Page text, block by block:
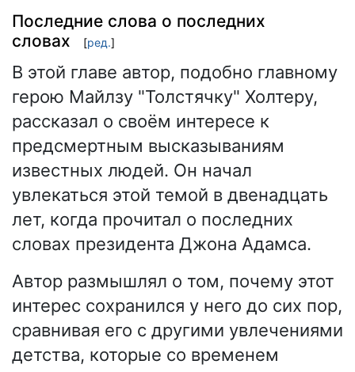
Последние слова о последних
словах
[ред.]
В этой главе автор, подобно главному
герою Майлзу "Толстячку" Холтеру,
рассказал о своём интересе к
предсмертным высказываниям
известных людей. Он начал
увлекаться этой темой в двенадцать
лет, когда прочитал о последних
словах президента Джона Адамса.
Автор размышлял о том, почему этот
интерес сохранился у него до сих пор,
сравнивая его с другими увлечениями
детства, которые со временем